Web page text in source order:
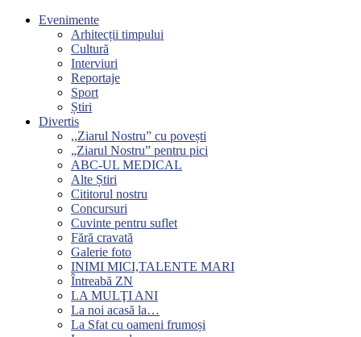
Evenimente
Arhitecții timpului
Cultură
Interviuri
Reportaje
Sport
Știri
Divertis
,,Ziarul Nostru” cu povești
„Ziarul Nostru” pentru pici
ABC-UL MEDICAL
Alte Știri
Cititorul nostru
Concursuri
Cuvinte pentru suflet
Fără cravată
Galerie foto
INIMI MICI,TALENTE MARI
Întreabă ZN
LA MULŢI ANI
La noi acasă la…
La Sfat cu oameni frumoși